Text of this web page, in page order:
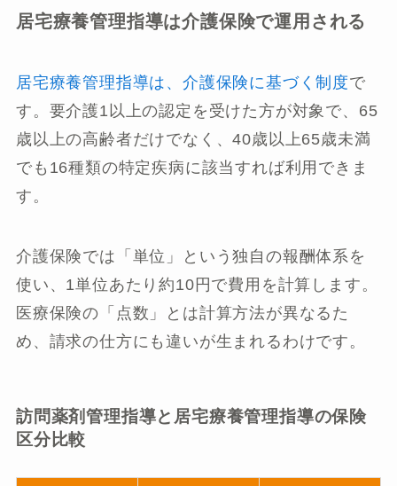
居宅療養管理指導は介護保険で運用される
居宅療養管理指導は、介護保険に基づく制度で
す。要介護1以上の認定を受けた方が対象で、65
歳以上の高齢者だけでなく、40歳以上65歳未満
でも16種類の特定疾病に該当すれば利用できま
す。
介護保険では「単位」という独自の報酬体系を
使い、1単位あたり約10円で費用を計算します。
医療保険の「点数」とは計算方法が異なるた
め、請求の仕方にも違いが生まれるわけです。
訪問薬剤管理指導と居宅療養管理指導の保険
区分比較